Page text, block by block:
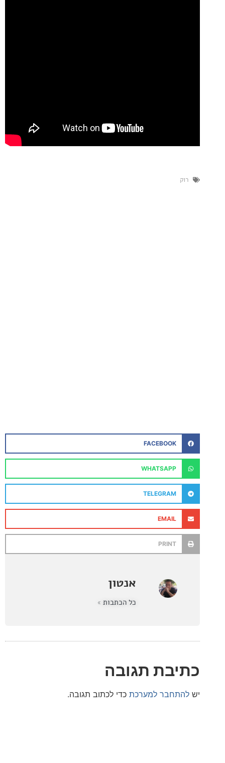
FACEBOOK
WHATSAPP
TELEGRAM
אנטון
תגובה
למערכתכדי לכתוב תגובה.